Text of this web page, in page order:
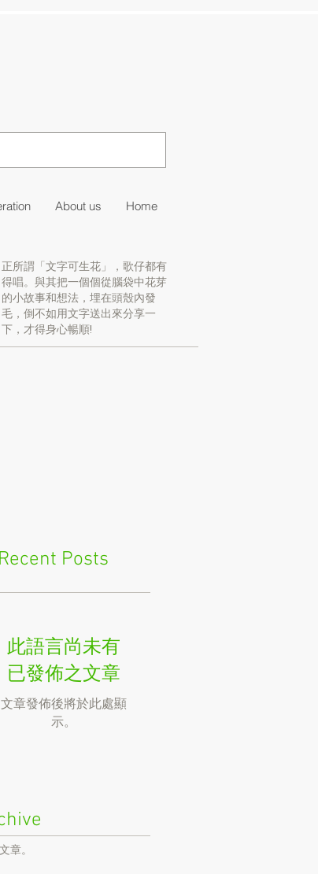
About us Home
正所謂「文字可生花」，歌仔都有
得唱。與其把一個個從腦袋中花芽
的小故事和想法，埋在頭殼內發
毛，倒不如用文字送出來分享一
下，才得身心暢順!
Recent Posts
此語言尚未有
已發佈之文章
文章發佈後將於此處顯
示。
章。